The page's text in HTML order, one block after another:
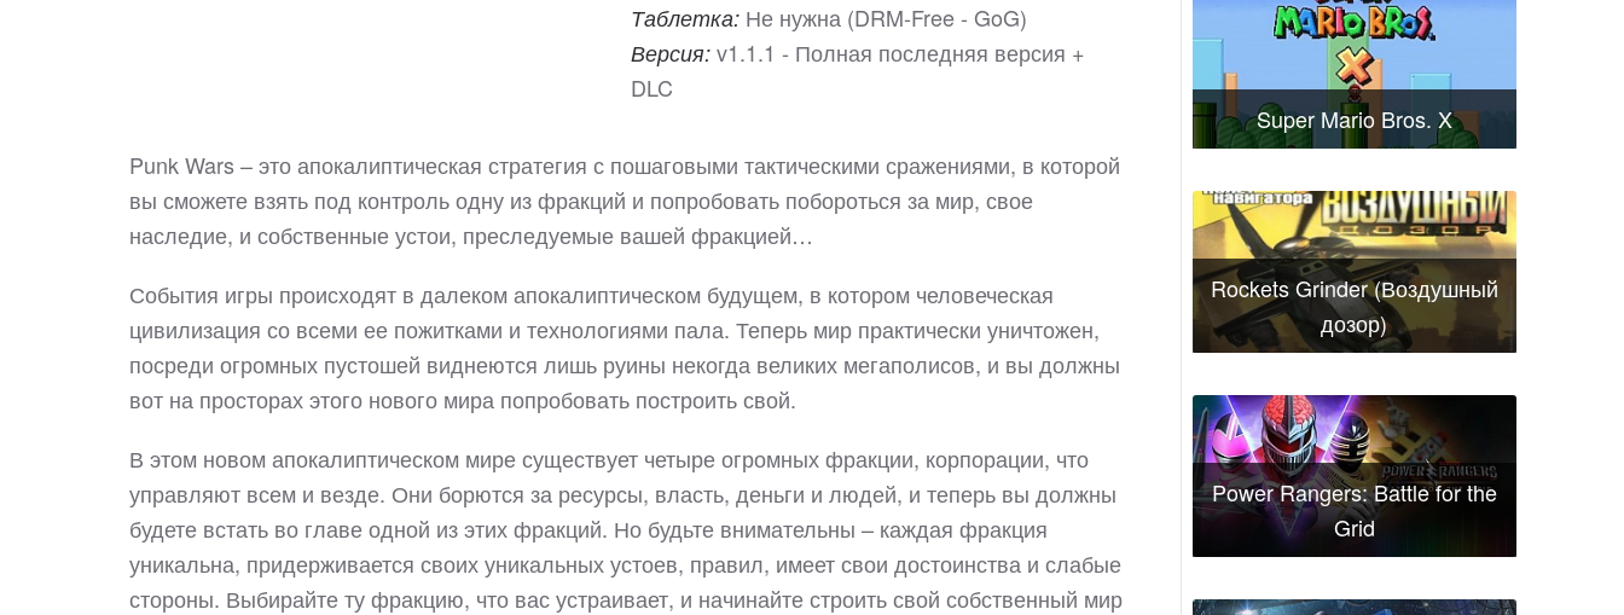
Таблетка: Не нужна (DRM-Free - GoG)
Версия: v1.1.1 - Полная последняя версия +
DLC
Punk Wars – это апокалиптическая стратегия с пошаговыми тактическими сражениями, в которой
вы сможете взять под контроль одну из фракций и попробовать побороться за мир, свое
наследие, и собственные устои, преследуемые вашей фракцией…
События игры происходят в далеком апокалиптическом будущем, в котором человеческая
цивилизация со всеми ее пожитками и технологиями пала. Теперь мир практически уничтожен,
посреди огромных пустошей виднеются лишь руины некогда великих мегаполисов, и вы должны
вот на просторах этого нового мира попробовать построить свой.
В этом новом апокалиптическом мире существует четыре огромных фракции, корпорации, что
управляют всем и везде. Они борются за ресурсы, власть, деньги и людей, и теперь вы должны
будете встать во главе одной из этих фракций. Но будьте внимательны – каждая фракция
уникальна, придерживается своих уникальных устоев, правил, имеет свои достоинства и слабые
стороны. Выбирайте ту фракцию, что вас устраивает, и начинайте строить свой собственный мир
Super Mario Bros. X
Rockets Grinder (Воздушный
дозор)
Power Rangers: Battle for the
Grid